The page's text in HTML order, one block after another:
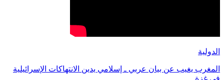
الدولية
المغرب يغيب عن بيان عربي ـ إسلامي يدين الانتهاكات الإسرائيلية
في غزة